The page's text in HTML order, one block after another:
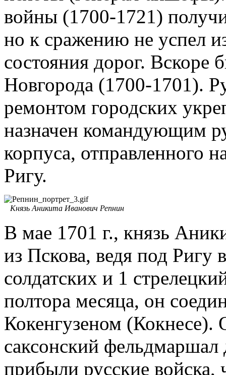
войны (1700-1721)
но к сражению не успел
состояния дорог. Вскоре
Новгорода (1700-1701).
ремонтом городских
назначен командующим
корпуса, отправленного
Ригу.
Князь Аникита Иванович Репнин
В мае 1701 г., князь
из Пскова, ведя под
солдатских и 1
полтора месяца, он
Кокенгузеном
саксонский
прибыли русские